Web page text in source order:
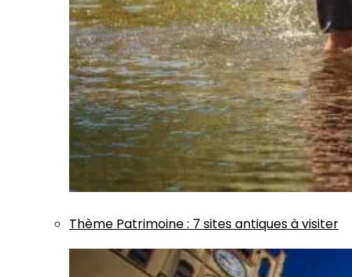
Thème Patrimoine: 7 sites antiques à visiter